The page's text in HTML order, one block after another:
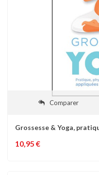
Comparer
Grossesse & Yoga,
10,95 €